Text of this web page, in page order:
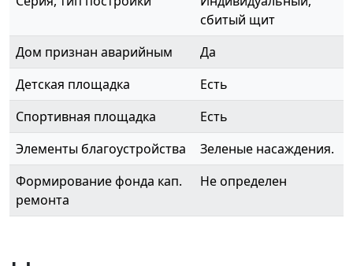
сбитый щит
Дом признан аварийным
Да
Детская площадка
Есть
Спортивная площадка
Есть
Элементы благоустройства
Зеленые насаждения.
Формирование фонда кап.
ремонта
Не определен